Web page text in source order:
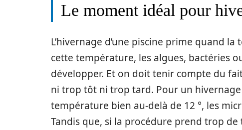
Le moment idéal pour
L’hivernage d’une piscine prime quand
cette température, les algues, bactéries
développer. Et on doit tenir compte du
ni trop tôt ni trop tard. Pour un
température bien au-delà de 12 °, les
Tandis que, si la procédure prend trop